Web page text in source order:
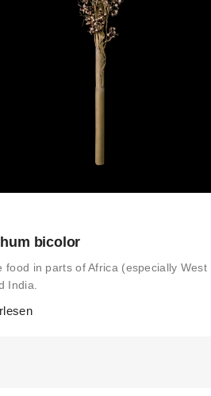
bicolor
food in parts of Africa (especially West
India.